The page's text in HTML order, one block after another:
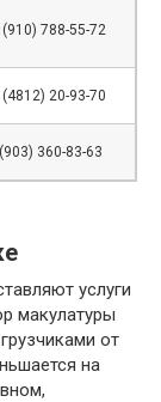
788-55-72
20-93-70
360-83-63
услуги
макулатуры
от
на